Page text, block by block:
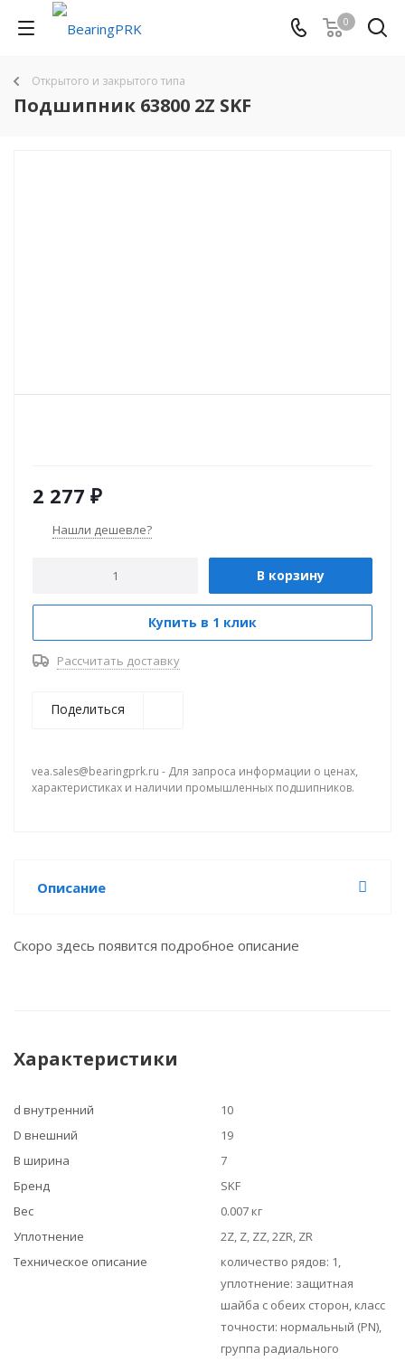
0
Открытого и закрытого типа
Подшипник 63800 2Z SKF
2 277 ₽
Нашли дешевле?
В корзину
Купить в 1 клик
Рассчитать доставку
Поделиться
vea.sales@bearingprk.ru - Для запроса информации о ценах,
характеристиках и наличии промышленных подшипников.
Описание
Скоро здесь появится подробное описание
Характеристики
d внутренний
10
D внешний
19
B ширина
7
Бренд
SKF
Вес
0.007 кг
Уплотнение
2Z, Z, ZZ, 2ZR, ZR
Техническое описание
количество рядов: 1,
уплотнение: защитная
шайба с обеих сторон, класс
точности: нормальный (PN),
группа радиального